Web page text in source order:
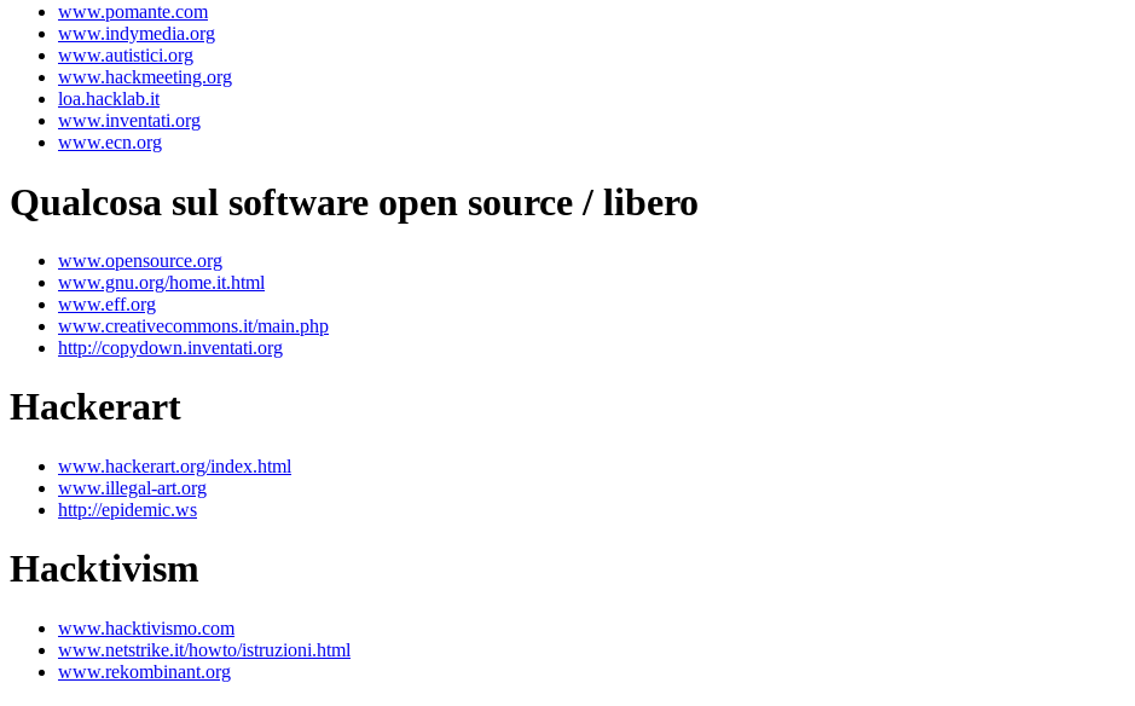
www.pomante.com
www.indymedia.org
www.autistici.org
www.hackmeeting.org
loa.hacklab.it
www.inventati.org
www.ecn.org
Qualcosa sul software open source / libero
www.opensource.org
www.gnu.org/home.it.html
www.eff.org
www.creativecommons.it/main.php
http://copydown.inventati.org
Hackerart
www.hackerart.org/index.html
www.illegal-art.org
http://epidemic.ws
Hacktivism
www.hacktivismo.com
www.netstrike.it/howto/istruzioni.html
www.rekombinant.org